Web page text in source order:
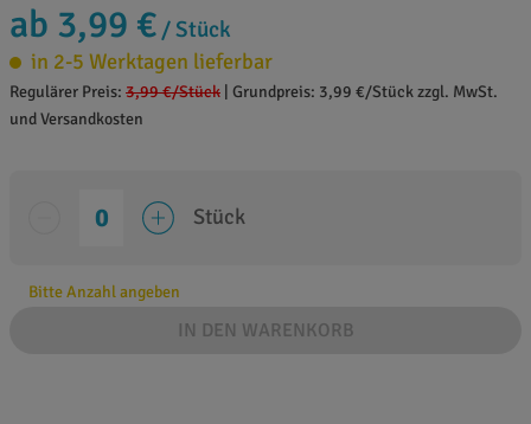
ab 3,99 € / Stück
in 2-5 Werktagen lieferbar
Regulärer Preis: 3,99 €/Stück Grundpreis: 3,99 €/Stück zzgl. MwSt.
und Versandkosten
Stück
Bitte Anzahl angeben
IN DEN WARENKORB